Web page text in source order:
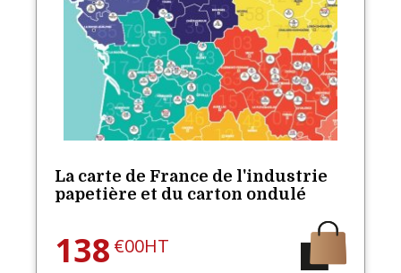
La carte de France de l'industrie
papetière et du carton ondulé
138 €00HT